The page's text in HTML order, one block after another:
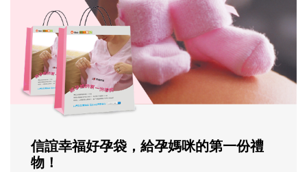
信誼幸福好孕袋，給孕媽咪的第一份禮
物！